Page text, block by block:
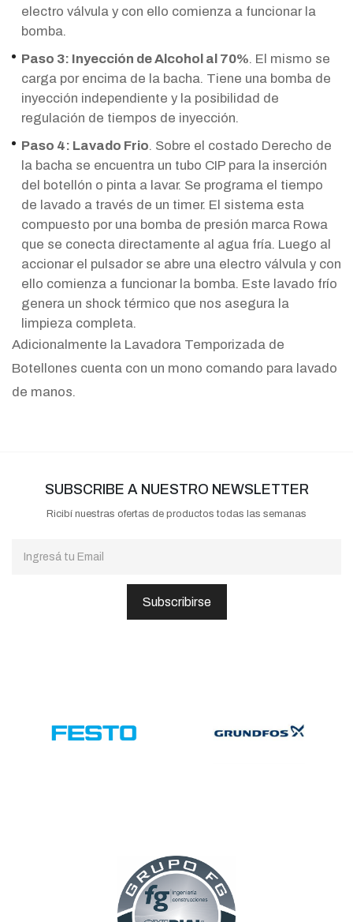
electro válvula y con ello comienza a funcionar la
bomba.
Paso 3: Inyección de Alcohol al 70%. El mismo se
carga por encima de la bacha. Tiene una bomba de
inyección independiente y la posibilidad de
regulación de tiempos de inyección.
Paso 4: Lavado Frio. Sobre el costado Derecho de
la bacha se encuentra un tubo CIP para la inserción
del botellón o pinta a lavar. Se programa el tiempo
de lavado a través de un timer. El sistema esta
compuesto por una bomba de presión marca Rowa
que se conecta directamente al agua fría. Luego al
accionar el pulsador se abre una electro válvula y con
ello comienza a funcionar la bomba. Este lavado frío
genera un shock térmico que nos asegura la
limpieza completa.
Adicionalmente la Lavadora Temporizada de
Botellones cuenta con un mono comando para lavado
de manos.
SUBSCRIBE A NUESTRO NEWSLETTER
Ricibí nuestras ofertas de productos todas las semanas
Subscribirse